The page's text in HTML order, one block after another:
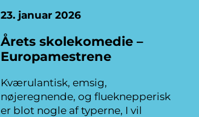
Årets skolekomedie –
Europamestrene
23. januar 2026
Kværulantisk, emsig,
nøjeregnende, og flueknepperisk
er blot nogle af typerne, I vil